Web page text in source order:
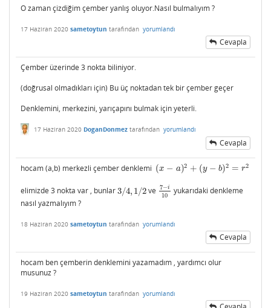
O zaman çizdiğim çember yanlış oluyor.Nasıl bulmalıyım ?
17 Haziran 2020 sametoytun tarafından yorumlandı
Cevapla
Çember üzerinde 3 nokta biliniyor.
(doğrusal olmadıkları için) Bu üç noktadan tek bir çember geçer
Denklemini, merkezini, yarıçapını bulmak için yeterli.
17 Haziran 2020 DoganDonmez tarafından yorumlandı
Cevapla
hocam (a,b) merkezli çember denklemi (x − a)2 + (y − b)2 = r2
(x− a)2+(y −b) 2=r 2
elimizde 3 nokta var , bunlar3/4, 1/2
3/4,1 /2 ve 7−i
10
7−i10yukarıdaki denkleme
nasıl yazmalıyım ?
18 Haziran 2020 sametoytun tarafından yorumlandı
Cevapla
hocam ben çemberin denklemini yazamadım , yardımcı olur
musunuz ?
19 Haziran 2020 sametoytun tarafından yorumlandı